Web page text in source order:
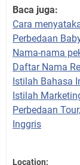
Baca juga:
Cara
Perbedaan
Nama-nama
Daftar Nama
Istilah Bahasa
Istilah
Perbedaan
Inggris
Location: